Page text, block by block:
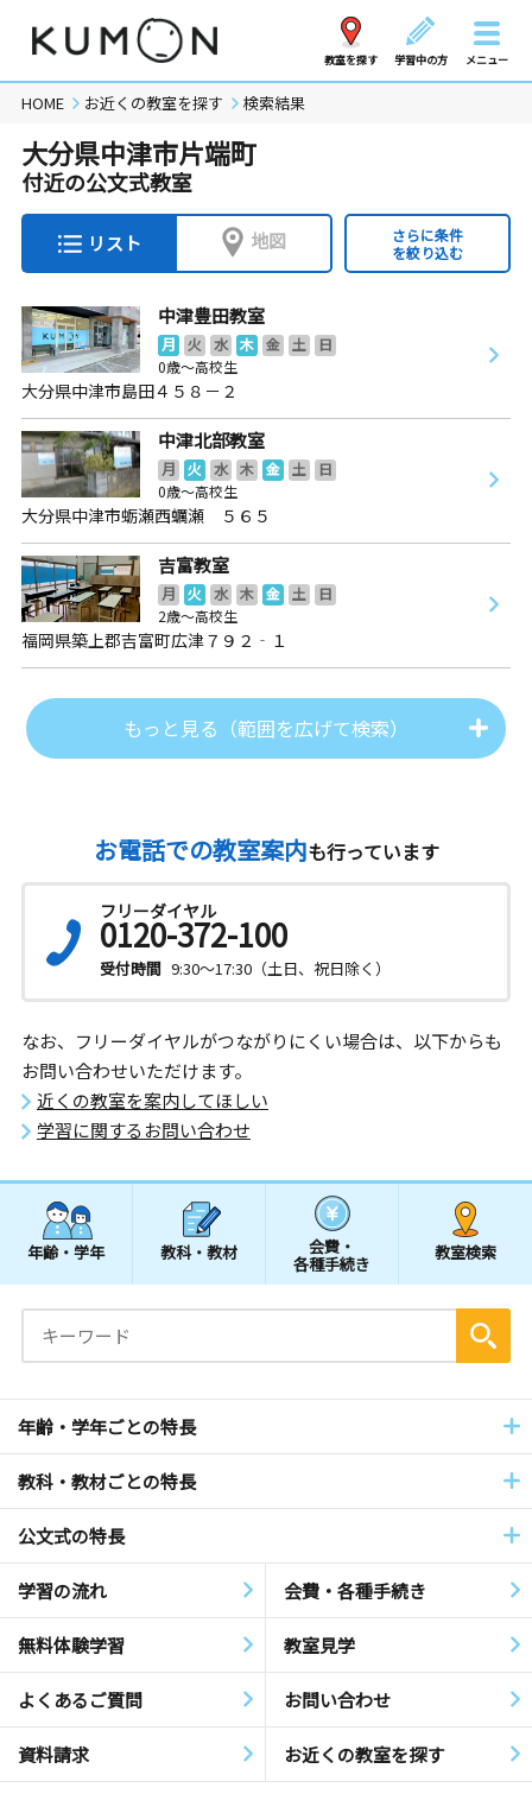
教室を探す 学習中の方 メニュー
HOME お近くの教室を探す 検索結果
大分県中津市片端町
付近の公文式教室
リスト 地図
さらに条件
を絞り込む
中津豊田教室
月 火 水 木 金 土
日
0歳～高校生
大分県中津市島田４５８－２
中津北部教室
月 火 水 木 金 土
日
0歳～高校生
大分県中津市蛎瀬西蠣瀬 ５６５
吉富教室
月 火 水 木 金 土
日
2歳～高校生
福岡県築上郡吉富町広津７９２‐１
もっと見る（範囲を広げて検索）
お電話での教室案内も行っています
フリーダイヤル
0120-372-100
受付時間 9:30～17:30（土日、祝日除く）
なお、フリーダイヤルがつながりにくい場合は、以下からも
お問い合わせいただけます。
近くの教室を案内してほしい
学習に関するお問い合わせ
年齢・学年 教科・教材 会費・
各種手続き
教室検索
年齢・学年ごとの特長
教科・教材ごとの特長
公文式の特長
学習の流れ 会費・各種手続き
無料体験学習 教室見学
よくあるご質問 お問い合わせ
資料請求 お近くの教室を探す